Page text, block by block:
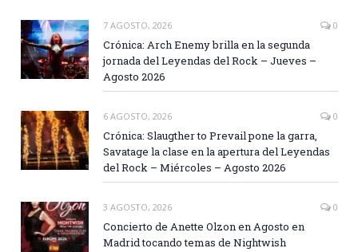
7 AGOSTO, 2026 0
Crónica: Arch Enemy brilla en la segunda
jornada del Leyendas del Rock – Jueves –
Agosto 2026
6 AGOSTO, 2026 0
Crónica: Slaugther to Prevail pone la garra,
Savatage la clase en la apertura del Leyendas
del Rock – Miércoles – Agosto 2026
3 AGOSTO, 2026 0
Concierto de Anette Olzon en Agosto en
Madrid tocando temas de Nightwish